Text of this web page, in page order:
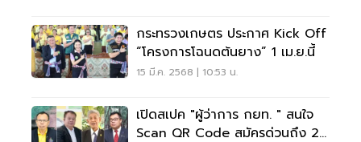
กระทรวงเกษตร ประกาศ Kick Off
“โครงการโฉนดต้นยาง” 1 เม.ย.นี้
15 มี.ค. 2568 | 10:53 น.
เปิดสเปค "ผู้ว่าการ กยท. " สนใจ
Scan QR Code สมัครด่วนถึง 26